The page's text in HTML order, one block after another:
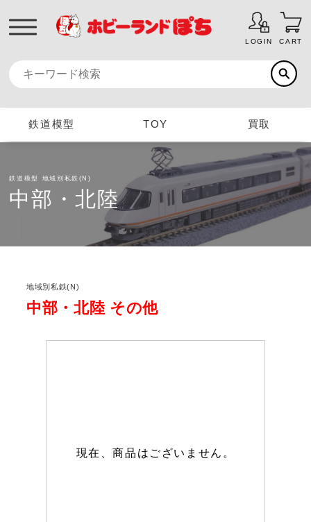
LOGIN CART
鉄道模型 TOY 買取
鉄道模型 地域別私鉄(N)
中部・北陸
地域別私鉄(N)
中部・北陸 その他
現在、商品はございません。